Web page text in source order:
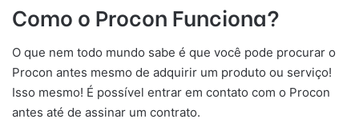
Como o Procon Funciona?
O que nem todo mundo sabe é que você pode procurar o
Procon antes mesmo de adquirir um produto ou serviço!
Isso mesmo! É possível entrar em contato com o Procon
antes até de assinar um contrato.